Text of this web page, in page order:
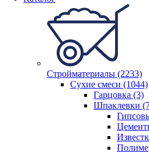
Стройматериалы (2233)
Сухие смеси (1044)
Гарцовка (3)
Шпаклевки